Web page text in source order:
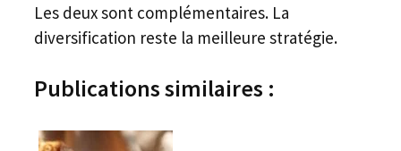
Les deux sont complémentaires. La
diversification reste la meilleure stratégie.
Publications similaires :